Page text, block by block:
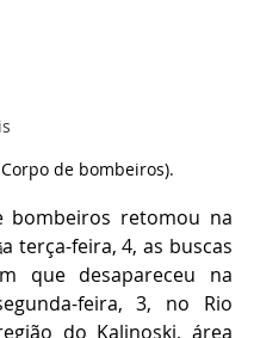
de bombeiros).
bombeiros retomou na
terça-feira, 4, as buscas
que desapareceu na
feira, 3, no Rio
do Kalinoski, área